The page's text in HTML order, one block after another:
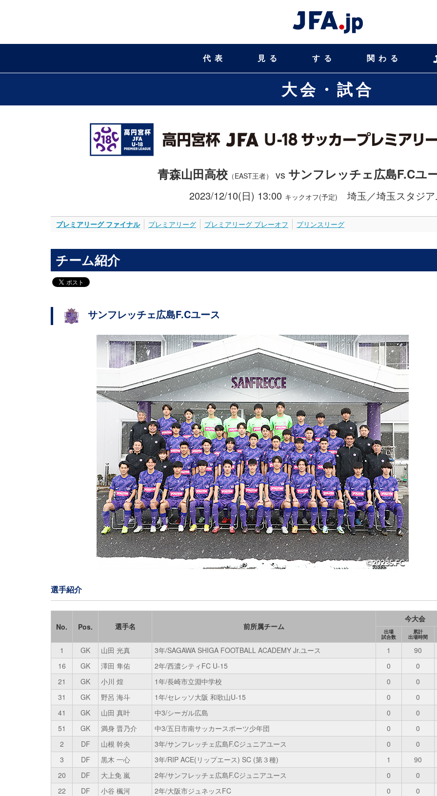
代表 見る する 関わる
大会・試合
青森山田高校 （EAST王者） vs サンフレッチェ広島F.Cユ
2023/12/10(日) 13:00 キックオフ(予定) 埼玉／埼玉スタジ
プレミアリーグ ファイナル プレミアリーグ プレミアリーグ プレーオフ プリンスリーグ
チーム紹介
サンフレッチェ広島F.Cユース
選手紹介
No. Pos. 選手名 前所属チーム
今大会
出場
試合数
累計
出場時間
1 GK 山田 光真 3年/SAGAWA SHIGA FOOTBALL ACADEMY Jr.ユース 1 90
16
GK 澤田 隼佑 2年/西濃シティFC U-15 0 0
21
GK 小川 煌 1年/長崎市立淵中学校 0 0
31
GK 野呂 海斗 1年/セレッソ大阪 和歌山U-15 0 0
41
GK 山田 真叶 中3/シーガル広島 0 0
51
GK 満身 晋乃介 中3/五日市南サッカースポーツ少年団 0 0
2
DF 山根 幹央 3年/サンフレッチェ広島F.Cジュニアユース 0 0
3
DF 黒木 一心 3年/RIP ACE(リップエース) SC (第３種) 1 90
20
DF 大上免 嵐 2年/サンフレッチェ広島F.Cジュニアユース 0 0
22
DF 小谷 楓河 2年/大阪市ジュネッスFC 0 0